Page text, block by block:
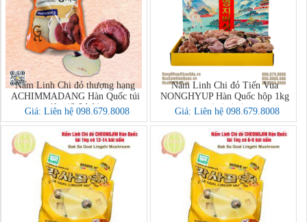
Nấm Linh Chi đỏ thượng hạng
ACHIMMADANG Hàn Quốc túi
1kg (6-8 bát)
Giá: Liên hệ 098.679.8008
Nấm Linh Chi đỏ Tiến Vua
NONGHYUP Hàn Quốc hộp 1kg
(영지버섯)
Giá: Liên hệ 098.679.8008